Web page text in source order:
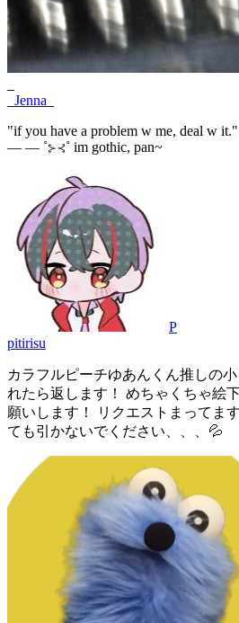
_Jenna_
"if you have a problem w me, deal
— — ˚⊱⊰˚ im gothic, pan~
P
pitirisu
カラフルピーチゆあんくん推しの
れたら返します！ めちゃくちゃ絵
願いします！ リクエストまってま
ても引かないでください、、、💦